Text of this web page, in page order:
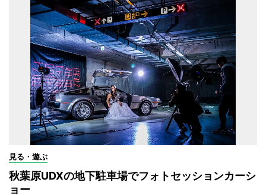
見る・遊ぶ
秋葉原UDXの地下駐車場でフォトセッションカーシ
ョー